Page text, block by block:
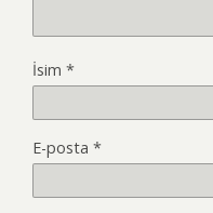
İsim *
E-posta *